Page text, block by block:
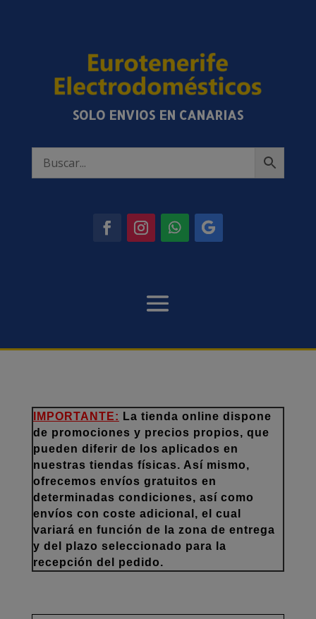
SOLO ENVIOS EN CANARIAS
IMPORTANTE: La tienda online dispone
de promociones y precios propios, que
pueden diferir de los aplicados en
nuestras tiendas físicas. Así mismo,
ofrecemos envíos gratuitos en
determinadas condiciones, así como
envíos con coste adicional, el cual
variará en función de la zona de entrega
y del plazo seleccionado para la
recepción del pedido.